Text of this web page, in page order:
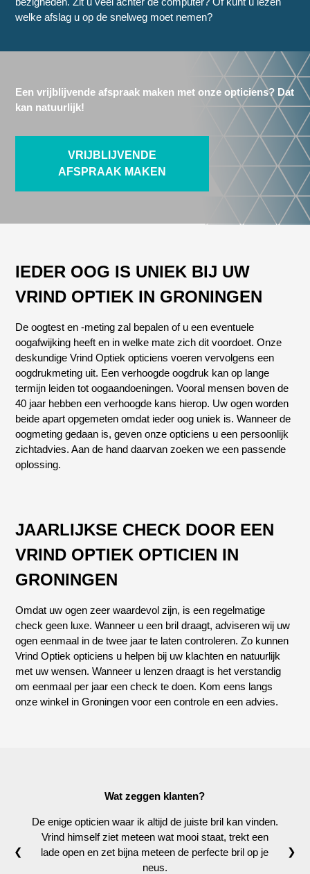
welke afslag u op de snelweg moet nemen?
Een vrijblijvende afspraak maken met onze opticiens? Dat
kan natuurlijk!
VRIJBLIJVENDE
AFSPRAAK MAKEN
Wat zeggen klanten?
De enige opticien waar ik altijd de juiste bril kan vinden.
Vrind himself ziet meteen wat mooi staat, trekt een
lade open en zet bijna meteen de perfecte bril op je
neus.
❮ ❯
IEDER OOG IS UNIEK BIJ UW
VRIND OPTIEK IN GRONINGEN
De oogtest en -meting zal bepalen of u een eventuele
oogafwijking heeft en in welke mate zich dit voordoet. Onze
deskundige Vrind Optiek opticiens voeren vervolgens een
oogdrukmeting uit. Een verhoogde oogdruk kan op lange
termijn leiden tot oogaandoeningen. Vooral mensen boven de
40 jaar hebben een verhoogde kans hierop. Uw ogen worden
beide apart opgemeten omdat ieder oog uniek is. Wanneer de
oogmeting gedaan is, geven onze opticiens u een persoonlijk
zichtadvies. Aan de hand daarvan zoeken we een passende
oplossing.
JAARLIJKSE CHECK DOOR EEN
VRIND OPTIEK OPTICIEN IN
GRONINGEN
Omdat uw ogen zeer waardevol zijn, is een regelmatige
check geen luxe. Wanneer u een bril draagt, adviseren wij uw
ogen eenmaal in de twee jaar te laten controleren. Zo kunnen
Vrind Optiek opticiens u helpen bij uw klachten en natuurlijk
met uw wensen. Wanneer u lenzen draagt is het verstandig
om eenmaal per jaar een check te doen. Kom eens langs
onze winkel in Groningen voor een controle en een advies.